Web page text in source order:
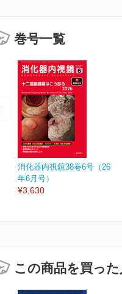
巻号一覧
消化器内視鏡38巻6号（26
年6月号）
¥3,630
この商品を買っ